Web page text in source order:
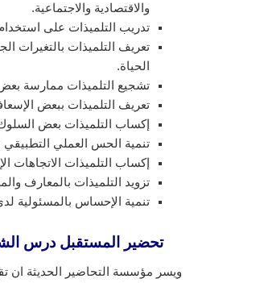
والاقتصادية والاجتماعية.
تدريب التلميذات على
تعريف التلميذات بالتغيرات
الحياة.
تشجيع التلميذات ممارسة
تعريف التلميذات ببعض
إكساب التلميذات بعض
تنمية الحس العملي
إكساب التلميذات الاتجاهات
تزويد التلميذات بالمعارف
تنمية الإحساس بالمسئولية
تحضير المستقبل درس
ويسر مؤسسة التحاضير الحديثة ان